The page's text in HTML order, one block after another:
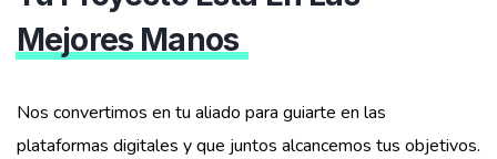
Mejores Manos
Nos convertimos en tu aliado para guiarte en las
plataformas digitales y que juntos alcancemos tus objetivos.